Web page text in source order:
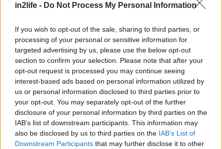
in2life - Do Not Process My Personal Information
If you wish to opt-out of the sale, sharing to third parties, or
processing of your personal or sensitive information for
targeted advertising by us, please use the below opt-out
section to confirm your selection. Please note that after your
opt-out request is processed you may continue seeing
interest-based ads based on personal information utilized by
us or personal information disclosed to third parties prior to
your opt-out. You may separately opt-out of the further
disclosure of your personal information by third parties on the
IAB’s list of downstream participants. This information may
also be disclosed by us to third parties on the IAB’s List of
Downstream Participants that may further disclose it to other
Εξωτικός και πανέμορφος, ο διάσημος αυτός
τουριστικός προορισμός είναι η δεύτερη πρόταση
της Monogram για τις γιορτές και σας περιμένει
να τον επισκεφτείτε. Η τιμή κατ’ άτομο είναι στα
1.465 ευρώ. Και εδώ δώστε προσοχή στους
φόρους αεροδρομίου που δεν περιλαμβάνονται
στην τιμή και που ανεβάζουν το κόστος κατά
περίπου 180 ευρώ.